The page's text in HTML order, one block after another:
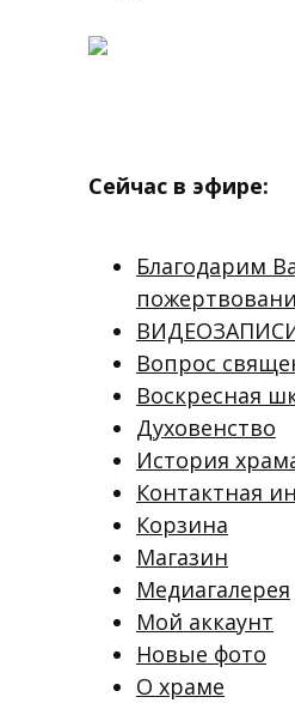
Сейчас в эфире:
Благодарим
Вопрос
Воскресная
Духовенство
История
Контактная
Корзина
Магазин
Медиагалерея
Мой аккаунт
Новые фото
О храме